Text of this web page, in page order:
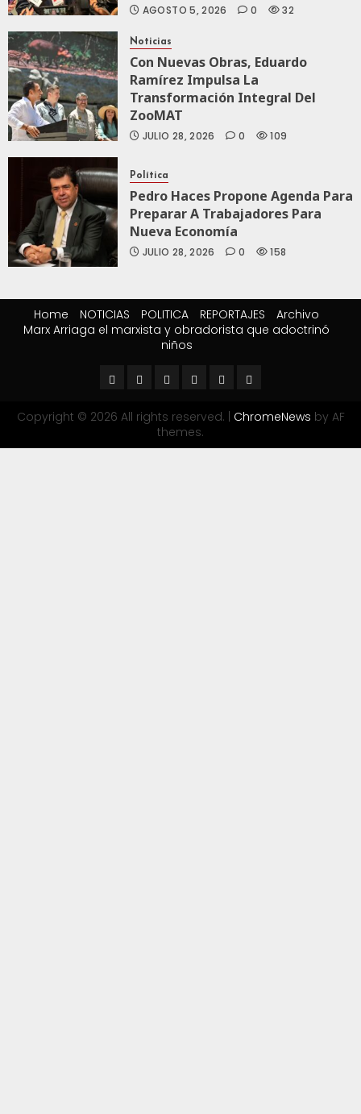
AGOSTO 5, 2026 0 32
Noticias
Con Nuevas Obras, Eduardo
Ramírez Impulsa La
Transformación Integral Del
ZooMAT
JULIO 28, 2026 0 109
Política
Pedro Haces Propone Agenda Para
Preparar A Trabajadores Para
Nueva Economía
JULIO 28, 2026 0 158
Home NOTICIAS POLITICA REPORTAJES
Archivo
Marx Arriaga el marxista y obradorista que adoctrinó
niños
Copyright © 2026 All rights reserved. ChromeNews by AF
themes.